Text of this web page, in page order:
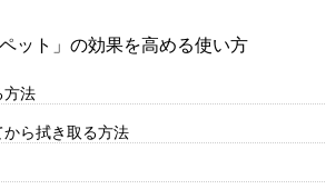
ット」の効果を高める使い方
方法
ら拭き取る方法